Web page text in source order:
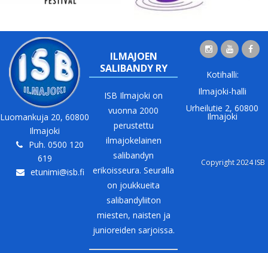
Luomankuja 20, 60800
Ilmajoki
Puh. 0500 120
619
etunimi@isb.fi
ILMAJOEN
SALIBANDY RY
ISB Ilmajoki on
vuonna 2000
perustettu
ilmajokelainen
salibandyn
erikoisseura. Seuralla
on joukkueita
salibandyliiton
miesten, naisten ja
junioreiden sarjoissa.
Kotihalli:
Ilmajoki-halli
Urheilutie 2, 60800
Ilmajoki
Copyright 2024 ISB